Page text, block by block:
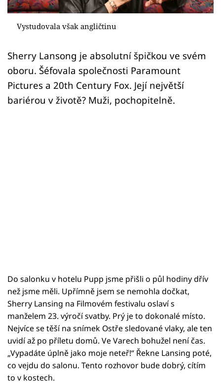
Sledujte prima+
Sledujte nás
Vystudovala však angličtinu
Sherry Lansong je absolutní špičkou ve svém
oboru. Šéfovala společnosti Paramount
Pictures a 20th Century Fox. Její největší
bariérou v životě? Muži, pochopitelně.
Do salonku v hotelu Pupp jsme přišli o půl hodiny dřív
než jsme měli. Upřímně jsem se nemohla dočkat,
Sherry Lansing na Filmovém festivalu oslaví s
manželem 23. výročí svatby. Prý je to dokonalé místo.
Nejvíce se těší na snímek Ostře sledované vlaky, ale ten
uvidí až po příletu domů. Ve Varech bohužel není čas.
„Vypadáte úplně jako moje neteř!“ Řekne Lansing poté,
co vejdu do salonu. Tento rozhovor bude dobrý, cítím
to v kostech.